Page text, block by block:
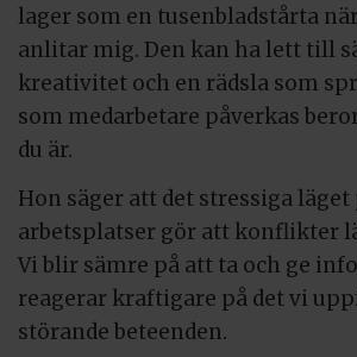
lager som en tusenbladstårta
anlitar mig. Den kan ha lett till
kreativitet och en rädsla som
som medarbetare påverkas
du är.
Hon säger att det stressiga läget
arbetsplatser gör att konflikter
Vi blir sämre på att ta och ge
reagerar kraftigare på det vi
störande beteenden.